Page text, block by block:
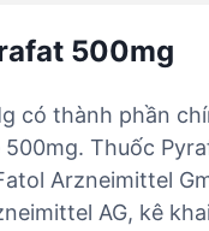
500mg
có thành phần
500mg. Thuốc
Arzneimittel
AG, kê